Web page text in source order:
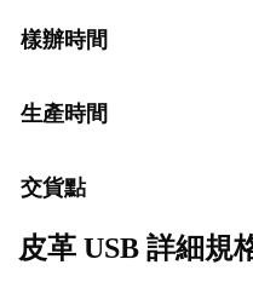
樣辦時間
生產時間
交貨點
皮革 USB 詳細規